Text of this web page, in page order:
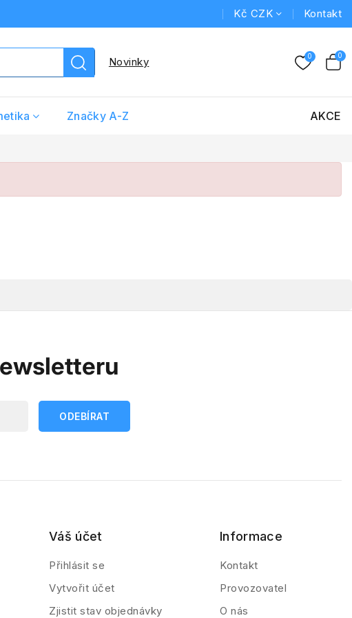
Kč CZK Kontakt
Novinky
Značky A-Z AKCE
Váš účet
Přihlásit se
Vytvořit účet
Zjistit stav objednávky
Informace
Kontakt
Provozovatel
O nás